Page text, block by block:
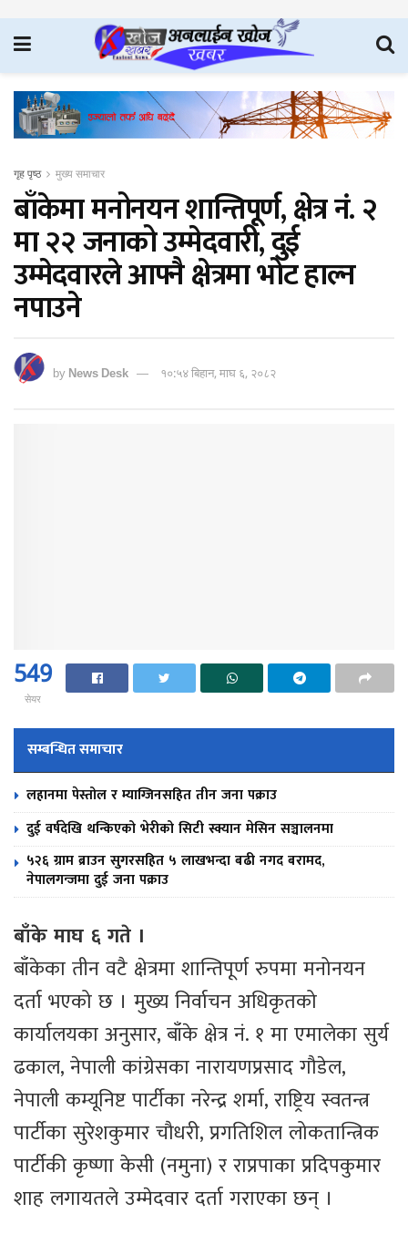
गृह पृष्ठ मुख्य समाचार
बाँकेमा मनोनयन शान्तिपूर्ण, क्षेत्र नं. २
मा २२ जनाको उम्मेदवारी, दुई
उम्मेदवारले आफ्नै क्षेत्रमा भोट हाल्न
नपाउने
byNews Desk १०:५४ बिहान, माघ ६, २०८२
549
सेयर
सम्बन्धित समाचार
लहानमा पेस्तोल र म्याग्जिनसहित तीन जना पक्राउ
दुई वर्षदेखि थन्किएको भेरीको सिटी स्क्यान मेसिन सञ्चालनमा
५२६ ग्राम ब्राउन सुगरसहित ५ लाखभन्दा बढी नगद बरामद,
नेपालगन्जमा दुई जना पक्राउ
बाँके माघ ६ गते ।
बाँकेका तीन वटै क्षेत्रमा शान्तिपूर्ण रुपमा मनोनयन
दर्ता भएको छ । मुख्य निर्वाचन अधिकृतको
कार्यालयका अनुसार, बाँके क्षेत्र नं. १ मा एमालेका सुर्य
ढकाल, नेपाली कांग्रेसका नारायणप्रसाद गौडेल,
नेपाली कम्यूनिष्ट पार्टीका नरेन्द्र शर्मा, राष्ट्रिय स्वतन्त्र
पार्टीका सुरेशकुमार चौधरी, प्रगतिशिल लोकतान्त्रिक
पार्टीकी कृष्णा केसी (नमुना) र राप्रपाका प्रदिपकुमार
शाह लगायतले उम्मेदवार दर्ता गराएका छन् ।